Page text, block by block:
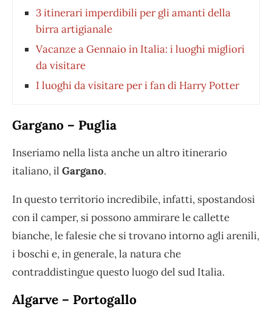
3 itinerari imperdibili per gli amanti della
birra artigianale
Vacanze a Gennaio in Italia: i luoghi migliori
da visitare
I luoghi da visitare per i fan di Harry Potter
Gargano – Puglia
Inseriamo nella lista anche un altro itinerario
italiano, il Gargano.
In questo territorio incredibile, infatti, spostandosi
con il camper, si possono ammirare le callette
bianche, le falesie che si trovano intorno agli arenili,
i boschi e, in generale, la natura che
contraddistingue questo luogo del sud Italia.
Algarve – Portogallo